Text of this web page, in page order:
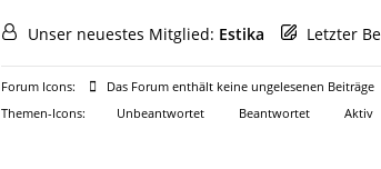
Unser neuestes Mitglied: Estika Letzter
Forum Icons: Das Forum enthält keine ungelesenen Beiträge
Themen-Icons:
Unbeantwortet Beantwortet Aktiv